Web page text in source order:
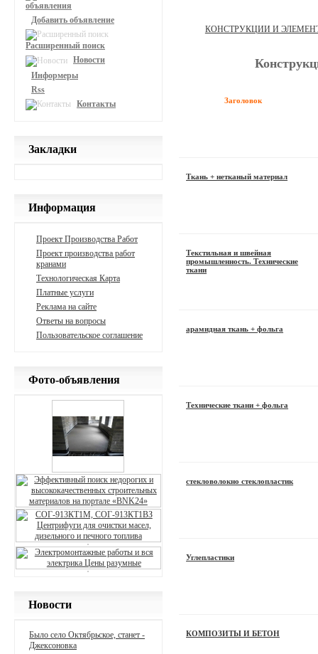
КОНСТРУКЦИИ И
Заголовок
Ткань + нетканый материал
Текстильная и швейная
промышленность. Технические
ткани
арамидная ткань + фольга
Технические ткани + фольга
стекловолокно стеклопластик
Углеплас­тики
КОМПОЗИТЫ И БЕТОН
объявления
Добавить объявление
Расширенный поиск
Новости
Информеры
Rss
Контакты
Закладки
Информация
Проект Производства Работ
Проект производства работ
кранами
Технологическая Карта
Платные услуги
Реклама на сайте
Ответы на вопросы
Пользовательское соглашение
Фото-объявления
Новости
Было село Октябрьское, станет -
Джексоновка